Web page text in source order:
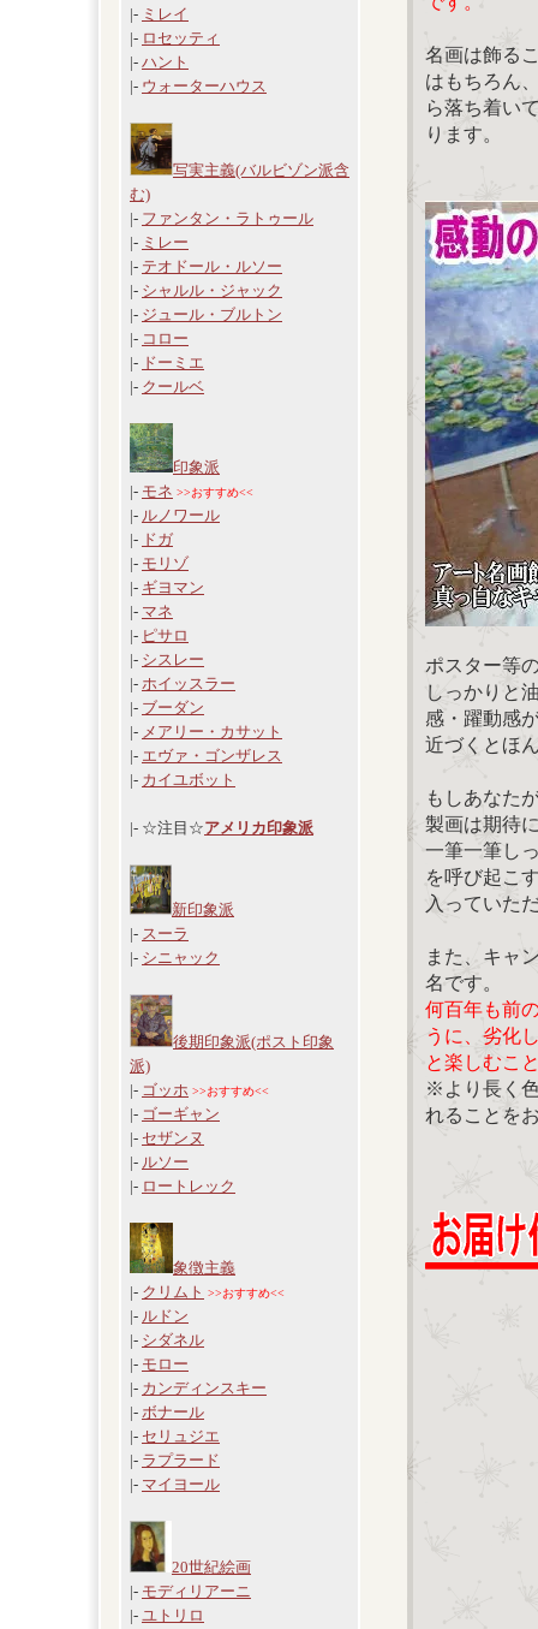
|- ミレイ
|- ロセッティ
|- ハント
|- ウォーターハウス
写実主義(バルビゾン派含
む)
|- ファンタン・ラトゥール
|- ミレー
|- テオドール・ルソー
|- シャルル・ジャック
|- ジュール・ブルトン
|- コロー
|- ドーミエ
|- クールベ
印象派
|- モネ >>おすすめ<<
|- ルノワール
|- ドガ
|- モリゾ
|- ギヨマン
|- マネ
|- ピサロ
|- シスレー
|- ホイッスラー
|- ブーダン
|- メアリー・カサット
|- エヴァ・ゴンザレス
|- カイユボット
|- ☆注目☆アメリカ印象派
新印象派
|- スーラ
|- シニャック
後期印象派(ポスト印象
派)
|- ゴッホ >>おすすめ<<
|- ゴーギャン
|- セザンヌ
|- ルソー
|- ロートレック
象徴主義
|- クリムト >>おすすめ<<
|- ルドン
|- シダネル
|- モロー
|- カンディンスキー
|- ボナール
|- セリュジエ
|- ラプラード
|- マイヨール
20世紀絵画
|- モディリアーニ
|- ユトリロ
名画は飾る
はもちろん
ら落ち着い
ります。
ポスター等
しっかりと
感・躍動感
近づくとほ
もしあなた
製画は期待
一筆一筆し
を呼び起こ
入っていた
また、キャ
名です。
何百年も前
うに、劣化
と楽しむこ
※より長く
れることを